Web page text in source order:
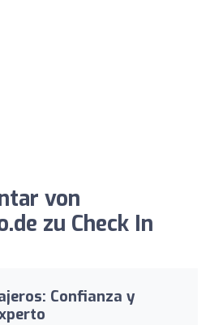
von
zu Check In
Confianza y